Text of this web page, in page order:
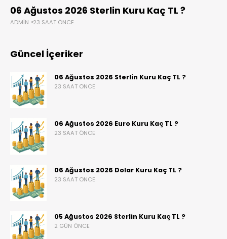
06 Ağustos 2026 Sterlin Kuru Kaç TL ?
ADMIN 23 SAAT ÖNCE
Güncel İçeriker
06 Ağustos 2026 Sterlin Kuru Kaç TL ?
23 SAAT ÖNCE
06 Ağustos 2026 Euro Kuru Kaç TL ?
23 SAAT ÖNCE
06 Ağustos 2026 Dolar Kuru Kaç TL ?
23 SAAT ÖNCE
05 Ağustos 2026 Sterlin Kuru Kaç TL ?
2 GÜN ÖNCE